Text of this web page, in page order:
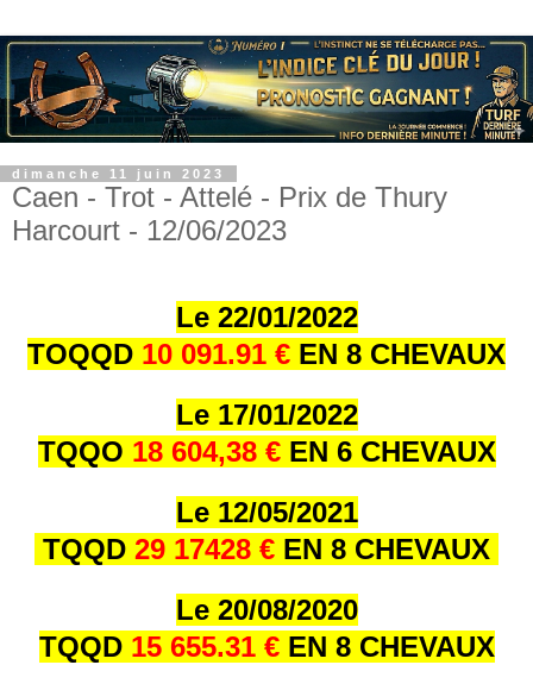
dimanche 11 juin 2023
Caen - Trot - Attelé - Prix de Thury
Harcourt - 12/06/2023
Le 22/01/2022
TOQQD 10 091.91 € EN 8 CHEVAUX
Le 17/01/2022
TQQO 18 604,38 € EN 6 CHEVAUX
Le 12/05/2021
TQQD 29 17428 € EN 8 CHEVAUX
Le 20/08/2020
TQQD 15 655.31 € EN 8 CHEVAUX